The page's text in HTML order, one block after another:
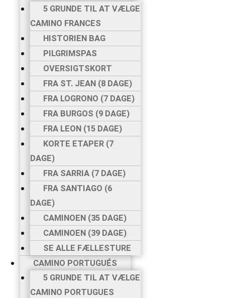
5 GRUNDE TIL AT VÆLGE
CAMINO FRANCES
HISTORIEN BAG
PILGRIMSPAS
OVERSIGTSKORT
FRA ST. JEAN (8 DAGE)
FRA LOGRONO (7 DAGE)
FRA BURGOS (9 DAGE)
FRA LEON (15 DAGE)
KORTE ETAPER (7
DAGE)
FRA SARRIA (7 DAGE)
FRA SANTIAGO (6
DAGE)
CAMINOEN (35 DAGE)
CAMINOEN (39 DAGE)
SE ALLE FÆLLESTURE
CAMINO PORTUGUÉS
5 GRUNDE TIL AT VÆLGE
CAMINO PORTUGUES